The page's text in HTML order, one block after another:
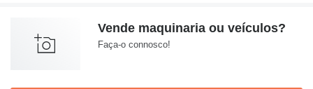
Vende maquinaria ou veículos?
Faça-o connosco!